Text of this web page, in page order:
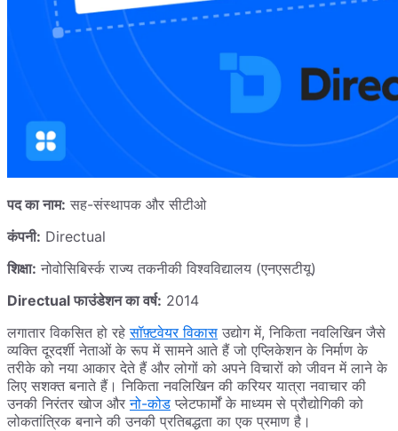
पद का नाम: सह-संस्थापक और सीटीओ
कंपनी: Directual
शिक्षा: नोवोसिबिर्स्क राज्य तकनीकी विश्वविद्यालय (एनएसटीयू)
Directual फाउंडेशन का वर्ष: 2014
लगातार विकसित हो रहेसॉफ़्टवेयर विकास उद्योग में, निकिता नवलिखिन जैसे
व्यक्ति दूरदर्शी नेताओं के रूप में सामने आते हैं जो एप्लिकेशन के निर्माण के
तरीके को नया आकार देते हैं और लोगों को अपने विचारों को जीवन में लाने के
लिए सशक्त बनाते हैं। निकिता नवलिखिन की करियर यात्रा नवाचार की
उनकी निरंतर खोज औरनो-कोड प्लेटफार्मों के माध्यम से प्रौद्योगिकी को
लोकतांत्रिक बनाने की उनकी प्रतिबद्धता का एक प्रमाण है।